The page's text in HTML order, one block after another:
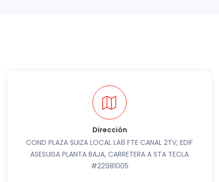
Dirección
COND PLAZA SUIZA LOCAL LA8 FTE CANAL 2TV, EDIF
ASESUISA PLANTA BAJA, CARRETERA A STA TECLA
#22981005